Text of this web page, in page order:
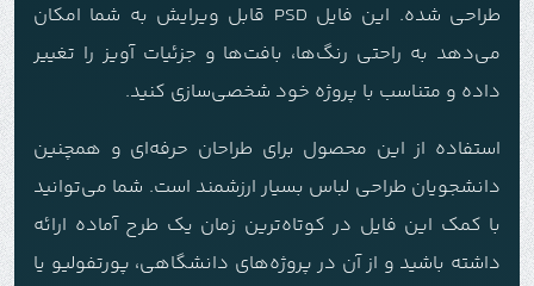
طراحی شده. این فایل PSD قابل ویرایش به شما امکان
می‌دهد به راحتی رنگ‌ها، بافت‌ها و جزئیات آویز را تغییر
داده و متناسب با پروژه خود شخصی‌سازی کنید.
استفاده از این محصول برای طراحان حرفه‌ای و همچنین
دانشجویان طراحی لباس بسیار ارزشمند است. شما می‌توانید
با کمک این فایل در کوتاه‌ترین زمان یک طرح آماده ارائه
داشته باشید و از آن در پروژه‌های دانشگاهی، پورتفولیو یا